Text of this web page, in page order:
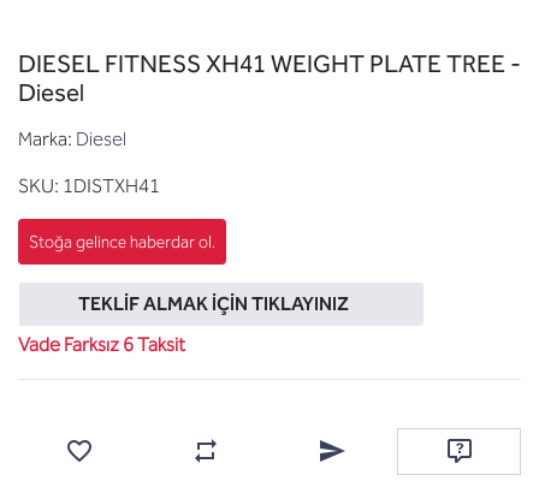
DIESEL FITNESS XH41 WEIGHT PLATE TREE -
Diesel
Marka: Diesel
SKU: 1DISTXH41
TEKLIF ALMAK İÇIN TIKLAYINIZ
Vade Farksız 6 Taksit
Karşılaştırma listesine ekleArkadaşına e-posta ile
Soru sor